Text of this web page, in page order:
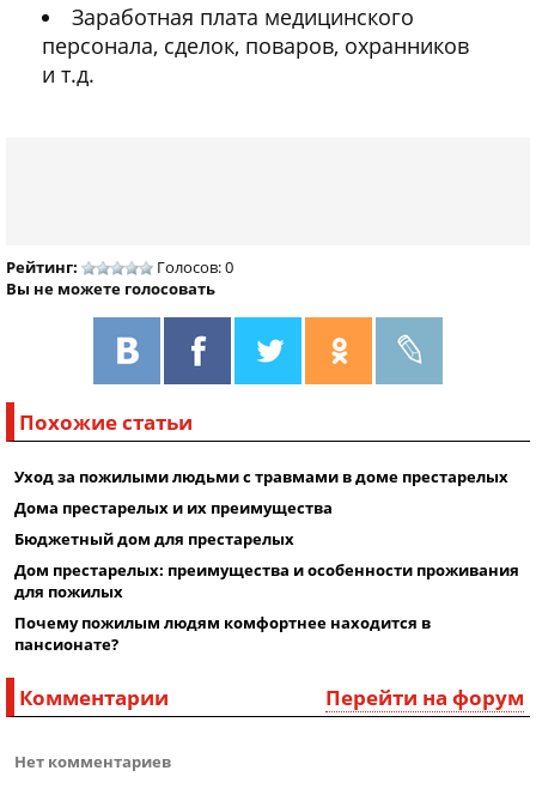
Заработная плата медицинского
персонала, сделок, поваров, охранников
и т.д.
Рейтинг:
Голосов: 0
Вы не можете голосовать
Похожие статьи
Уход за пожилыми людьми с травмами в доме престарелых
Дома престарелых и их преимущества
Бюджетный дом для престарелых
Дом престарелых: преимущества и особенности проживания
для пожилых
Почему пожилым людям комфортнее находится в
пансионате?
Перейти на форум
Комментарии
Нет комментариев